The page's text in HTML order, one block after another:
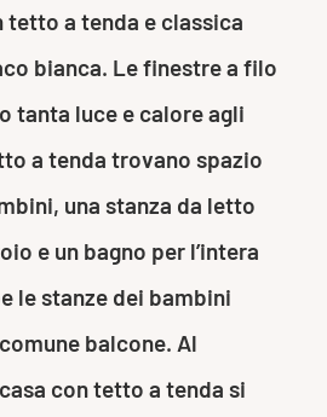
tetto a tenda e classica
bianca. Le finestre a filo
tanta luce e calore agli
a tenda trovano spazio
una stanza da letto
e un bagno per l’intera
le stanze dei bambini
balcone. Al
con tetto a tenda si